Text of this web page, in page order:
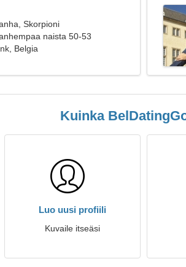
Skorpioni
naista 50-53
Belgia
Kuinka
Luo uusi profiili
Kuvaile itseäsi